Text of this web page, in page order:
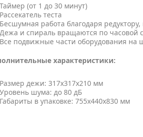
Таймер (от 1 до 30 минут)
Рассекатель теста
Бесшумная работа благодаря
Дежа и спираль вращаются по часовой
Все подвижные части оборудования на
характеристики:
Размер дежи: 317х317х210 мм
Уровень шума: до 80 дБ
Габариты в упаковке: 755х440х830 мм